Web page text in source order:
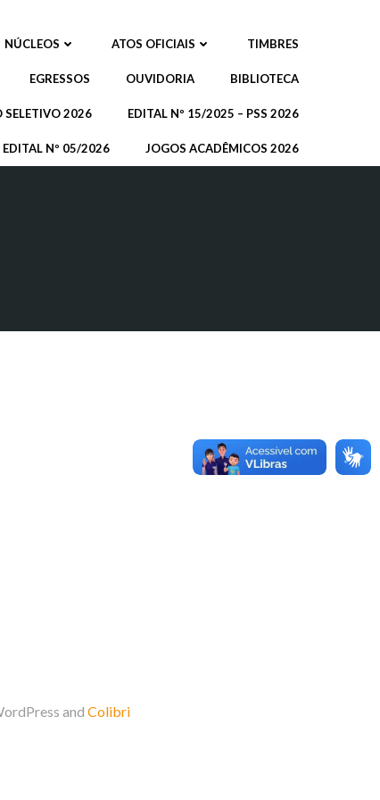
NÚCLEOS ATOS OFICIAIS TIMBRES
EGRESSOS OUVIDORIA BIBLIOTECA
SELETIVO 2026 EDITAL Nº 15/2025 – PSS 2026
EDITAL Nº 05/2026 JOGOS ACADÊMICOS 2026
and Colibri